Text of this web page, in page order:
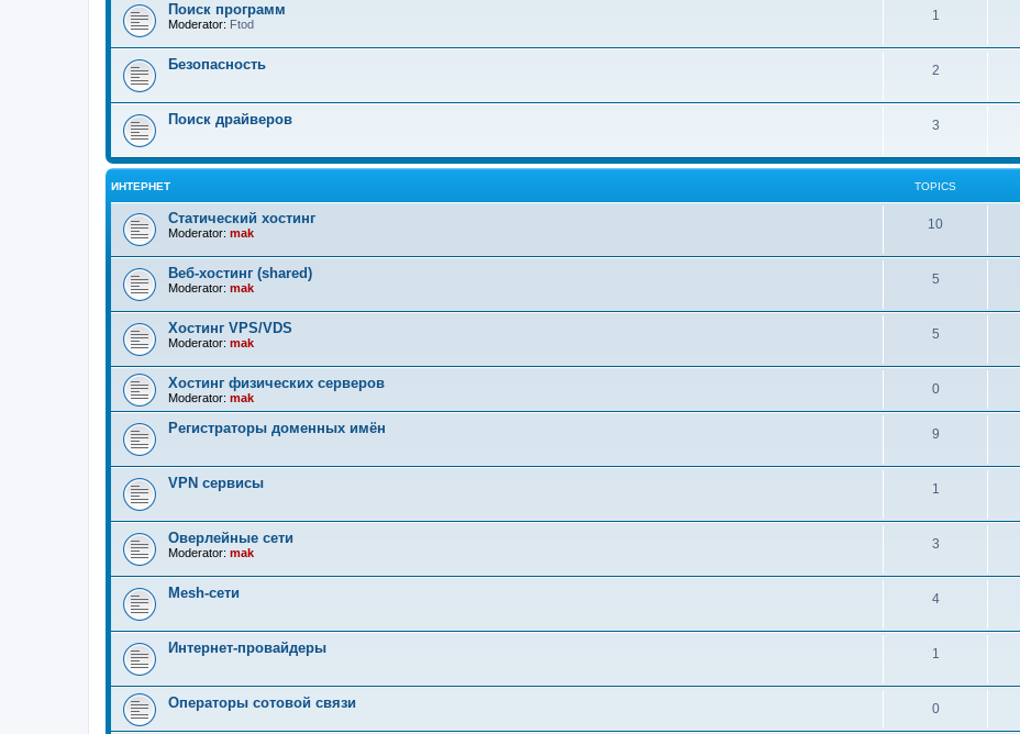
Поиск программ
Moderator: Ftod
1
Безопасность 2
Поиск драйверов 3
ИНТЕРНЕТ TOPICS
Статический хостинг
Moderator: mak
10
Веб-хостинг (shared)
Moderator: mak
5
Хостинг VPS/VDS
Moderator: mak
5
Хостинг физических серверов
Moderator: mak
0
Регистраторы доменных имён 9
VPN сервисы 1
Оверлейные сети
Moderator: mak
3
Mesh-сети 4
Интернет-провайдеры 1
Операторы сотовой связи 0